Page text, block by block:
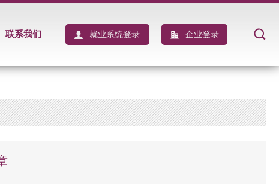
联系我们 就业系统登录 企业登录